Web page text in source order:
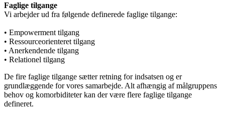
Faglige tilgange
Vi arbejder ud fra følgende definerede faglige tilgange:
• Empowerment tilgang
• Ressourceorienteret tilgang
• Anerkendende tilgang
• Relationel tilgang
De fire faglige tilgange sætter retning for indsatsen og er
grundlæggende for vores samarbejde. Alt afhængig af målgruppens
behov og komorbiditeter kan der være flere faglige tilgange
defineret.